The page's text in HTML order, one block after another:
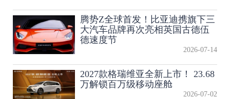
腾势Z全球首发！比亚迪携旗下三
大汽车品牌再次亮相英国古德伍
德速度节
2026-07-14
2027款格瑞维亚全新上市！ 23.68
万解锁百万级移动座舱
2026-07-02